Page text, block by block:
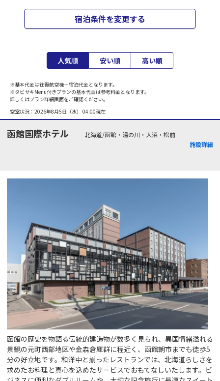
宿泊条件を変更する
人気順 安い順 高い順
※基本代金は往復航空機＋宿泊代金となります。
※タビサキMenu付きプランの基本代金は参考料金となります。
詳しくはプラン詳細画面をご確認ください。
空室状況： 2026年8月5日（水） 04:00現在
函館国際ホテル
北海道/函館・湯の川・大沼・松前
施設詳細
函館の歴史を物語る伝統的建造物が数多く見られ、異国情緒溢れる
景観の元町西部地区や金森倉庫群に程近く、函館朝市までも徒歩5
分の好立地です。和洋中と揃ったレストランでは、北海道らしさを
求めたお料理と真心を込めたサービスでおもてなしいたします。ビ